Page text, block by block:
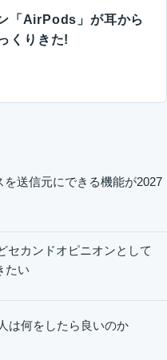
「AirPods」が耳から
くりきた!
送信元にできる機能が2027
セカンドオピニオンとして
たい
は何をしたら良いのか